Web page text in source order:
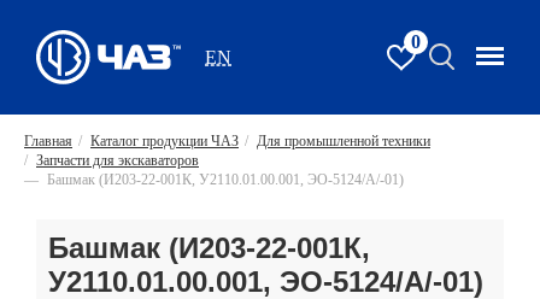
EN
0
Главная / Каталог продукции ЧАЗ / Для промышленной техники
/ Запчасти для экскаваторов
— Башмак (И203-22-001К, У2110.01.00.001, ЭО-5124/А/-01)
Башмак (И203-22-001К,
У2110.01.00.001, ЭО-5124/А/-01)